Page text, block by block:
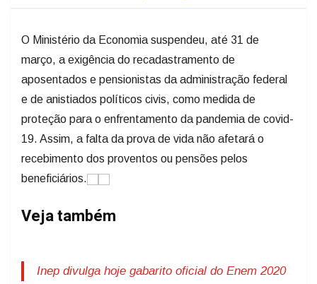
O Ministério da Economia suspendeu, até 31 de
março, a exigência do recadastramento de
aposentados e pensionistas da administração federal
e de anistiados políticos civis, como medida de
proteção para o enfrentamento da pandemia de covid-
19. Assim, a falta da prova de vida não afetará o
recebimento dos proventos ou pensões pelos
beneficiários.
Veja também
Inep divulga hoje gabarito oficial do Enem 2020